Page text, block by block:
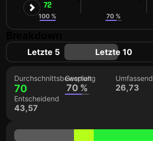
72
100 % 70 %
Letzte 5 Letzte 10
Durchschnittsbewertung
70
Gespielt
70 %
Umfassend
26,73
Entscheidend
43,57